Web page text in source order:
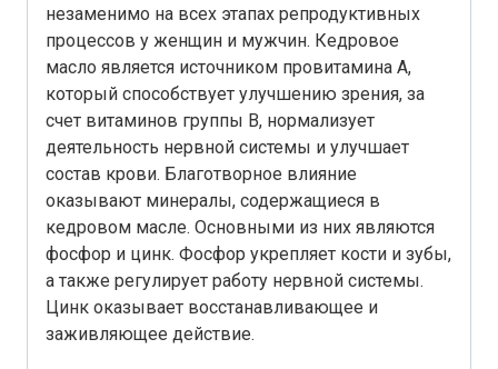
незаменимо на всех этапах репродуктивных
процессов у женщин и мужчин. Кедровое
масло является источником провитамина А,
который способствует улучшению зрения, за
счет витаминов группы В, нормализует
деятельность нервной системы и улучшает
состав крови. Благотворное влияние
оказывают минералы, содержащиеся в
кедровом масле. Основными из них являются
фосфор и цинк. Фосфор укрепляет кости и зубы,
а также регулирует работу нервной системы.
Цинк оказывает восстанавливающее и
заживляющее действие.